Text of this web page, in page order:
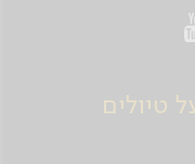
טיולים